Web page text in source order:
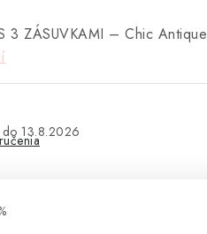
3 ZÁSUVKAMI – Chic Antique
13.8.2026